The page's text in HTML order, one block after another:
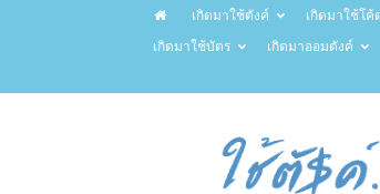
เกิดมาใช้ตังค์ เกิดมาใช้โค้
เกิดมาใช้บัตร
เกิดมาออมตังค์
ChaiTung.com
ใช้